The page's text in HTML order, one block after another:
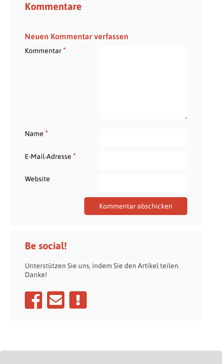
Kommentare
Neuen Kommentar verfassen
Kommentar*
Name *
E-Mail-Adresse *
Website
Be social!
Unterstützen Sie uns, indem Sie den Artikel teilen.
Danke!